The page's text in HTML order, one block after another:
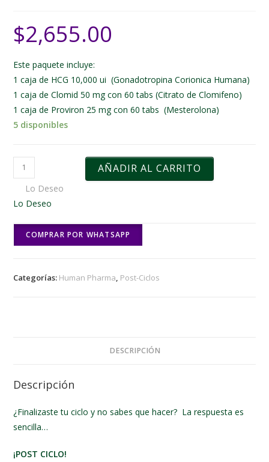
$2,655.00
Este paquete incluye:
1 caja de HCG 10,000 ui (Gonadotropina Corionica Humana)
1 caja de Clomid 50 mg con 60 tabs (Citrato de Clomifeno)
1 caja de Proviron 25 mg con 60 tabs (Mesterolona)
5 disponibles
AÑADIR AL CARRITO
Lo Deseo
Lo Deseo
COMPRAR POR WHATSAPP
Categorías: Human Pharma Post-Ciclos
DESCRIPCIÓN
Descripción
¿Finalizaste tu ciclo y no sabes que hacer? La respuesta es
sencilla…
¡POST CICLO!